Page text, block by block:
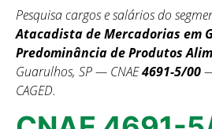
Pesquisa cargos e salários do
Atacadista de Mercadorias em
Predominância de Produtos
Guarulhos, SP — CNAE4691-5/00
CAGED.